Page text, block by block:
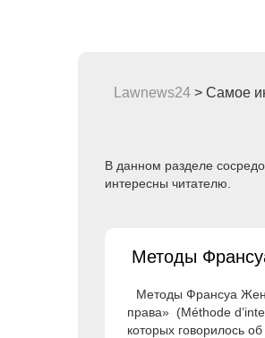
Lawnews24 > Самое
В данном разделе
интересны читателю.
Методы
Методы Франсуа
права» (Méthode
которых говорилось